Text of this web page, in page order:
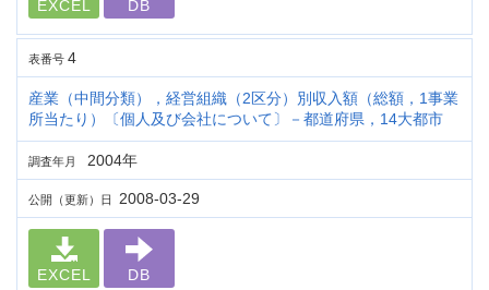
EXCEL DB
表番号 4
産業（中間分類），経営組織（2区分）別収入額（総額，1事業
所当たり）〔個人及び会社について〕－都道府県，14大都市
調査年月 2004年
公開（更新）日 2008-03-29
EXCEL DB